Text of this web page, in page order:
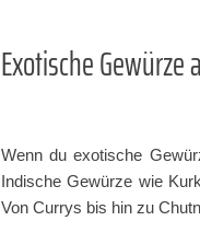
Exotische
Wenn du exotische
Indische Gewürze wie
Von Currys bis hin zu